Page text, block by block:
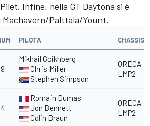
Infine, nella GT Daytona si è
Machavern/Palttala/Yount.
PILOTA CHASSIS
Mikhail Goikhberg
Chris Miller
Stephen Simpson
ORECA
LMP2
Romain Dumas
Jon Bennett
Colin Braun
ORECA
LMP2